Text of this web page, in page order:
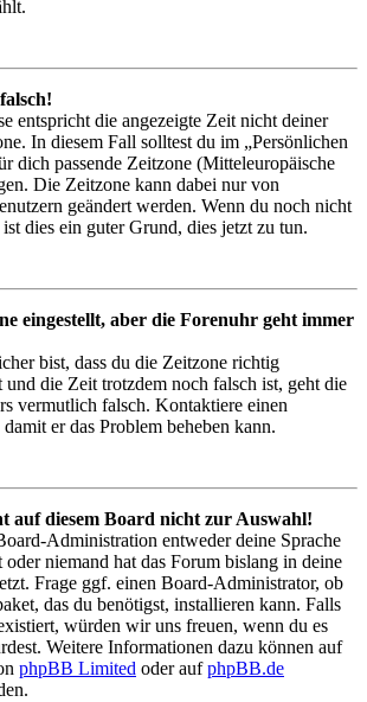
entspricht die angezeigte Zeit nicht deiner
In diesem Fall solltest du im „Persönlichen
dich passende Zeitzone (Mitteleuropäische
Die Zeitzone kann dabei nur von
geändert werden. Wenn du noch nicht
dies ein guter Grund, dies jetzt zu tun.
eingestellt, aber die Forenuhr geht immer
bist, dass du die Zeitzone richtig
und die Zeit trotzdem noch falsch ist, geht die
vermutlich falsch. Kontaktiere einen
er das Problem beheben kann.
auf diesem Board nicht zur Auswahl!
Administration entweder deine Sprache
niemand hat das Forum bislang in deine
Frage ggf. einen Board-Administrator, ob
das du benötigst, installieren kann. Falls
würden wir uns freuen, wenn du es
Weitere Informationen dazu können auf
phpBB Limited oder aufphpBB.de